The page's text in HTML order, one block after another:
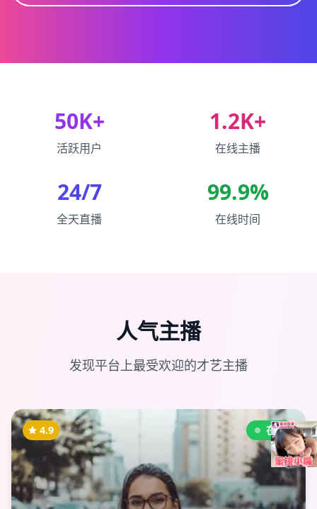
50K+
活跃用户
1.2K+
在线主播
24/7
全天直播
99.9%
在线时间
人气主播
发现平台上最受欢迎的才艺主播
在线
4.9